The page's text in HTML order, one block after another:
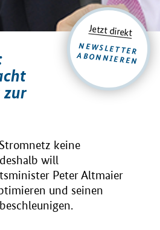
zur
keine
will
Peter Altmaier
und seinen
Jetzt direkt
NEWSLETTER
ABONNIEREN